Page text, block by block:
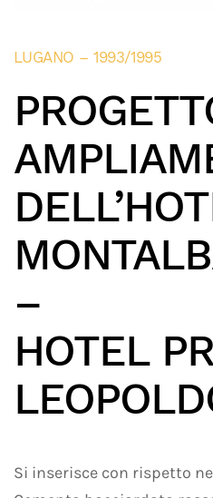
LUGANO – 1993/1995
–
HOTEL
Si inserisce con rispetto